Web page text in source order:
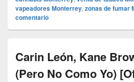
vapeadores Monterrey, zonas de fumar
comentario
Carin León, Kane
(Pero No Como Yo)